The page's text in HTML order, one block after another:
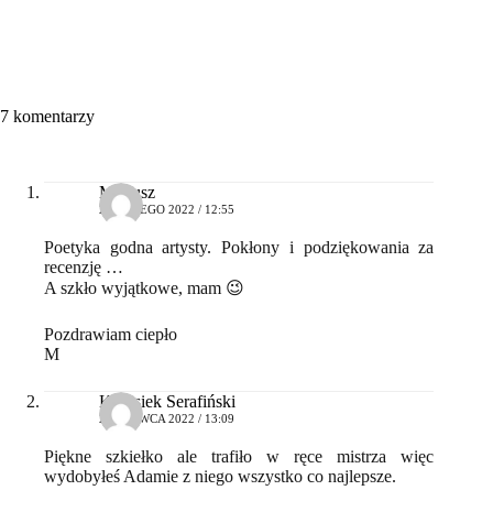
7 komentarzy
Mariusz
24 LUTEGO 2022 / 12:55
Poetyka godna artysty. Pokłony i podziękowania za
recenzję …
A szkło wyjątkowe, mam 😉
Pozdrawiam ciepło
M
Krzysiek Serafiński
2 CZERWCA 2022 / 13:09
Piękne szkiełko ale trafiło w ręce mistrza więc
wydobyłeś Adamie z niego wszystko co najlepsze.